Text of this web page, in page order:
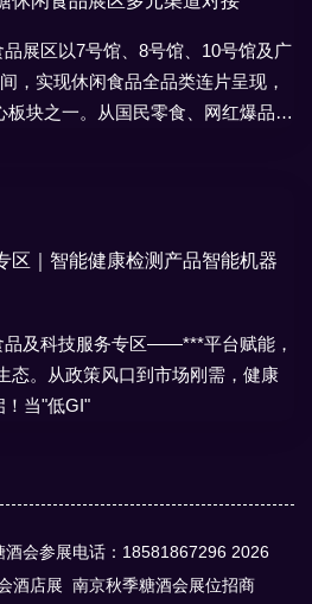
展区以7号馆、8号馆、10号馆及广
，实现休闲食品全品类连片呈现，
块之一。从国民零食、网红爆品到
区｜智能健康检测产品智能机器
品及科技服务专区——***平台赋能，
态。从政策风口到市场刚需，健康
！当"低GI"
会参展电话：18581867296 2026
酒店展 南京秋季糖酒会展位招商